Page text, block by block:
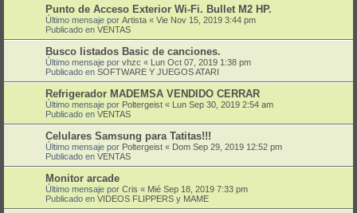
Punto de Acceso Exterior Wi-Fi. Bullet M2 HP.
Último mensaje por Artista « Vie Nov 15, 2019 3:44 pm
Publicado en VENTAS
Busco listados Basic de canciones.
Último mensaje por vhzc « Lun Oct 07, 2019 1:38 pm
Publicado en SOFTWARE Y JUEGOS ATARI
Refrigerador MADEMSA VENDIDO CERRAR
Último mensaje por Poltergeist « Lun Sep 30, 2019 2:54 am
Publicado en VENTAS
Celulares Samsung para Tatitas!!!
Último mensaje por Poltergeist « Dom Sep 29, 2019 12:52 pm
Publicado en VENTAS
Monitor arcade
Último mensaje por Cris « Mié Sep 18, 2019 7:33 pm
Publicado en VIDEOS FLIPPERS y MAME